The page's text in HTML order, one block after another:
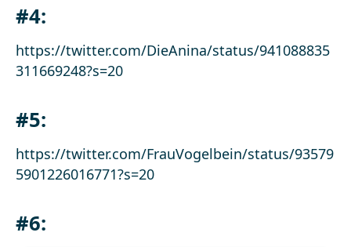
#4:
https://twitter.com/DieAnina/status/941088835
311669248?s=20
#5:
https://twitter.com/FrauVogelbein/status/93579
5901226016771?s=20
#6: